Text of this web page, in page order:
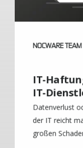
NOCWARE TEAM
IT-
IT-
Datenverlust
der IT reicht
großen